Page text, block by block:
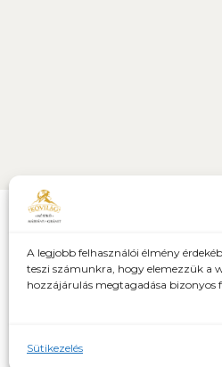
A legjobb felhasználói élmény
teszi számunkra, hogy elemezzük a
hozzájárulás megtagadása bizonyos
Sütikezelés
ÁSZF Adatkezelési